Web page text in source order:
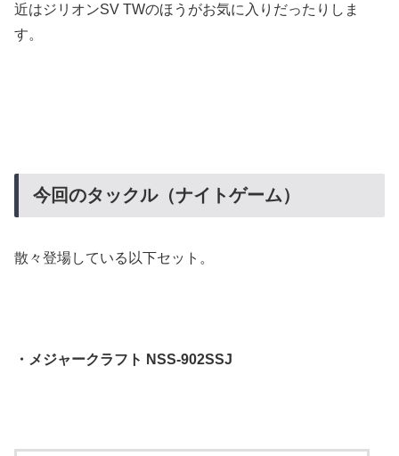
近はジリオンSV TWのほうがお気に入りだったりしま
す。
今回のタックル（ナイトゲーム）
散々登場している以下セット。
・メジャークラフト NSS-902SSJ